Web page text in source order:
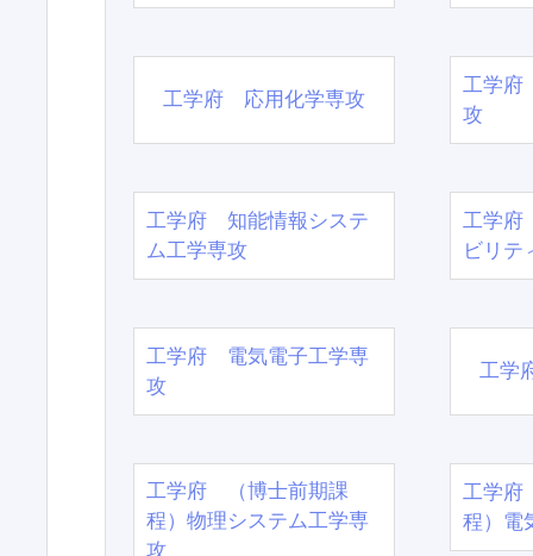
工学府 応用化学専攻
工学府
攻
工学府 知能情報システ
ム工学専攻
工学府
ビリテ
工学府 電気電子工学専
攻
工学
工学府 （博士前期課
程）物理システム工学専
攻
工学
程）電